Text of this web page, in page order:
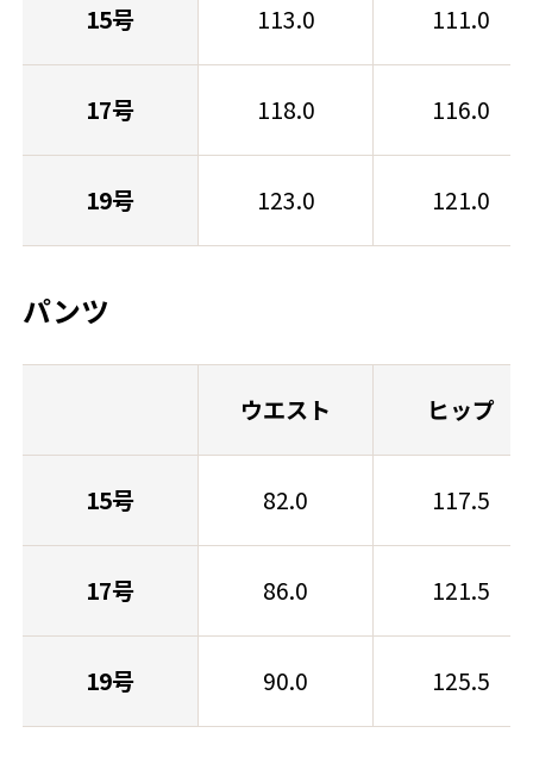
15号 113.0 111.0
17号 118.0 116.0
19号 123.0 121.0
パンツ
ウエスト ヒップ
15号 82.0 117.5
17号 86.0 121.5
19号 90.0 125.5